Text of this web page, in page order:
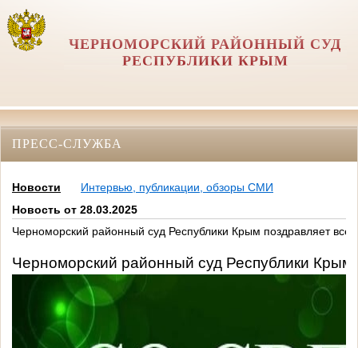
ЧЕРНОМОРСКИЙ РАЙОННЫЙ СУД
РЕСПУБЛИКИ КРЫМ
ПРЕСС-СЛУЖБА
Новости
Интервью, публикации, обзоры СМИ
Новость от 28.03.2025
Черноморский районный суд Республики Крым поздравляет
Черноморский районный суд Республики